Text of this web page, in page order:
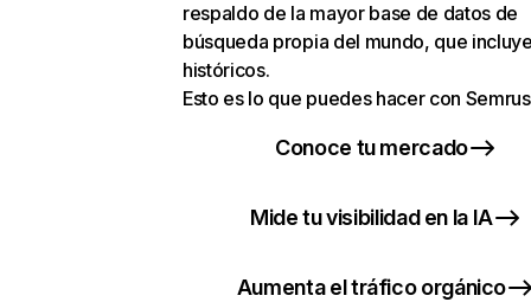
respaldo de la mayor base de datos de
búsqueda propia del mundo, que
históricos.
Esto es lo que puedes hacer con
Conoce tu mercado
Mide tu visibilidad en la IA
Aumenta el tráfico orgánico